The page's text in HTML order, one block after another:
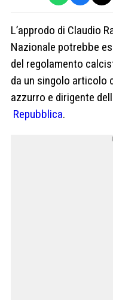
L’approdo di Claudio
Nazionale potrebbe
del regolamento
da un singolo articolo
azzurro e dirigente
Repubblica.